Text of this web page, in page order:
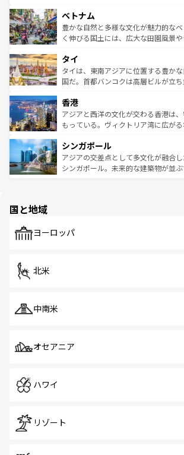
参照してほしい。
容にもいいと評判のスイーツなど、バ
が味わえる。 なお、新着の台湾情報は
照してほしい。
き、地方に足を延ばせば四季折々の自
できる。そして、キムチや焼肉、絶
まで、さまざまな韓国料理が待って
リティに包まれながら、韓国の多彩な
わってみてほしい。 なお、新
覧を参照してほしい。
ベトナム
豊かな自然と多様な文化が魅力的な
く伸びる国土には、広大な田園風景
急速な発展と共に伝統が息づく。ハノ
ーチミン市のフランス統治時代の建
醸し出している。また、バラエティ
とつ。フォーやバインミー、ベトナム
ひ現地で味わいたい。どの地域を訪
が旅行者を迎えてくれるので、きっ
参照してほしい。
タイ
タイは、東南アジアに位置する豊か
国だ。首都バンコクは高層ビルが立
の活気が交差している。北部ではチェ
帯で自然と触れ合い、南部ではプー
いビーチでリゾート気分を楽しむこ
激する。気候は一年中温暖で、どの季
が待っている。親しみやすいタイの
た文化、そして多様な観光資源が、
香港
アジアと西洋の文化が交わる香港は
もっている。ヴィクトリア湾に広が
み、どこを訪れても感動するはず。観
ており、効率よく見どころを回れる
うな絶景から文化的な体験まで、香
シンガポール
アジアの交差点として多文化が融合
シンガポール。未来的な建築物が並
で、ホーカーズは地元の風情を楽しめ
国と地域
ヨーロッパ
北米
中南米
オセアニア
ハワイ
リゾート